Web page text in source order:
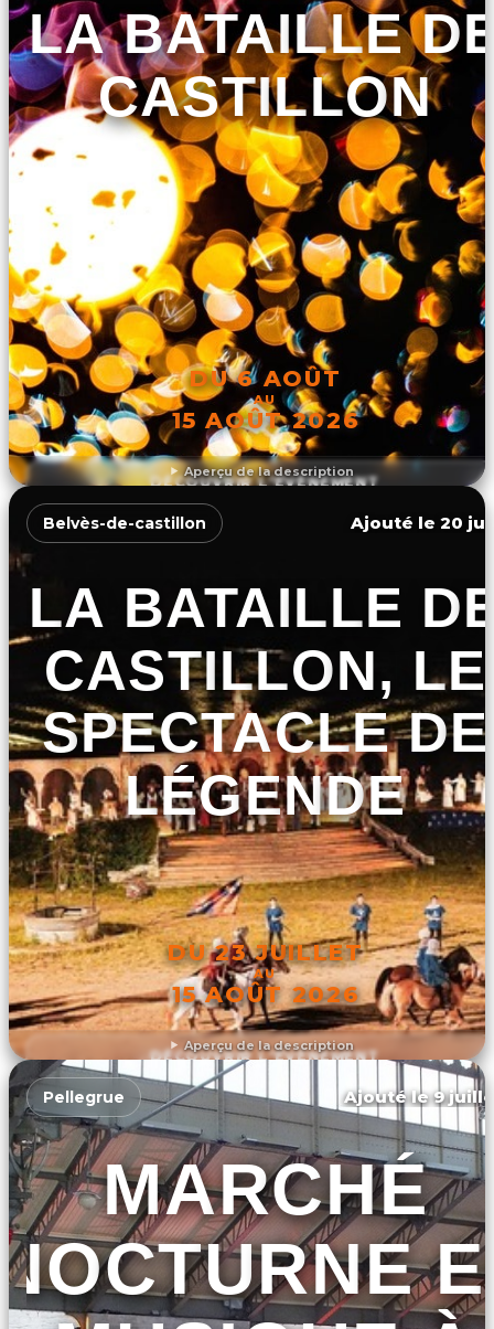
Aperçu de la description
LA BATAILLE
CASTILLON
DU 6 AOÛT
AU
15 AOÛT 2026
DÉCOUVRIR L'ÉVÉNEMENT
Aperçu de la description
Belvès-de-castillon Ajouté le 20
LA BATAILLE
CASTILLON, LE
SPECTACLE DE
LÉGENDE
DU 23 JUILLET
AU
15 AOÛT 2026
DÉCOUVRIR L'ÉVÉNEMENT
Pellegrue Ajouté le 9
MARCHÉ